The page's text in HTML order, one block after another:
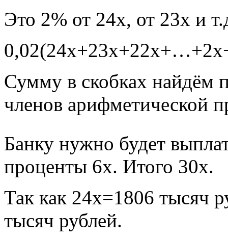
Это 2% от 24х, от 23х и
Сумму в скобках найдём
членов арифметической
Банку нужно будет
проценты 6х. Итого 30х.
Так как 24х=1806 тысяч
тысяч рублей.